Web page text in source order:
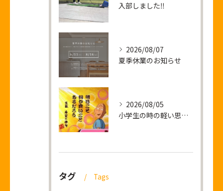
入部しました‼
2026/08/07
夏季休業のお知らせ
2026/08/05
小学生の時の軽い思い出話し
タグ Tags